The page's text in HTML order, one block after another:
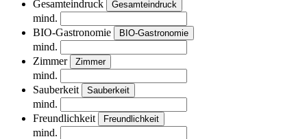
Gesamteindruck Gesamteindruck
mind.
BIO-Gastronomie
BIO-Gastronomie
mind.
Zimmer
Zimmer
mind.
Sauberkeit
Sauberkeit
mind.
Freundlichkeit
Freundlichkeit
mind.